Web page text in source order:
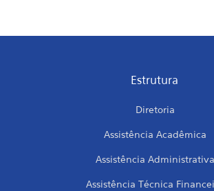
Estrutura
Diretoria
Assistência Acadêmica
Assistência Administrativa
Assistência Técnica